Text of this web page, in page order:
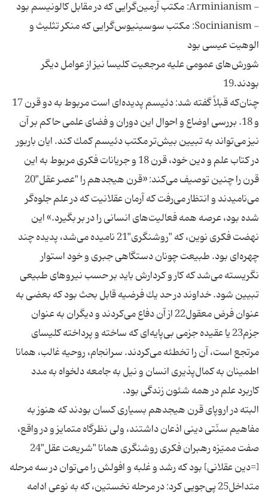
- Arminianism: مكتب آرمين‌گرايى كه در مقابل كالونيسم بود
- Socinianism: مكتب سوسينيوس‌گرايى كه منكر تثليث و
الوهيت عيسى بود
شورش‌هاى عمومى عليه مرجعيت كليسا نيز از عوامل ديگر
بودند.19
چنان‌كه قبلاً گفته شد: دئيسم پديده‌اى است مربوط به دو قرن 17
و 18. بررسى اوضاع و احوال اين دوران و فضاى علمى حاكم بر آن
نيز مى‌تواند به تبيين بيش‌تر مكتب دئيسم كمك كند. ايان باربور
در كتاب علم و دين خود، قرن 18 و جريانات فكرى مربوط به اين
قرن را چنين توصيف مى‌كند: «قرن هيجدهم را "عصر عقل"20
مى‌ناميدند و انتظار مى‌رفت كه آرمان عقلانيت كه در علم جلوه‌گر
شده بود، عرصه همه فعاليت‌هاى انسانى را در بر بگيرد.» اين
نهضت فكرى نوين، كه "روشنگرى"21 ناميده مى‌شد، پديده چند
چهره‌اى بود. طبيعت چونان دستگاهى جبرى و خود استوار
نگريسته مى‌شد كه كار و كردارش بايد بر حسب نيروهاى طبيعى
تبيين شود. خداوند در حد يك فرضيه قابل بحث بود كه بعضى به
عنوان فرض معقول22 از آن دفاع مى‌كردند و ديگران به عنوان
جزم23 يا عقيده جزمى بى‌پايه‌اى كه ساخته و پرداخته كليساى
مرتجع است، آن را تخطئه مى‌كردند. سرانجام، روحيه غالب، همانا
اطمينان به كمال‌پذيرى انسان و نيل به جامعه دلخواه به مدد
كاربرد علم در همه شئون زندگى بود.
البته در اروپاى قرن هيجدهم بسيارى كسان بودند كه هنوز به
مفاهيم سنّتى دينى اذعان داشتند، ولى نظرگاه متمايز و در واقع،
صفت مميّزه رهبران فكرى روشنگرى همانا "شريعت عقل"24
[=دين عقلانى‌] بود كه رشد و غلبه و افولش را مى‌توان در سه مرحله
متداخل25 پى‌جويى كرد: در مرحله نخستين، كه به نوعى ادامه